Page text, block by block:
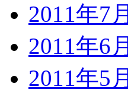
2011年7月
2011年6月
2011年5月